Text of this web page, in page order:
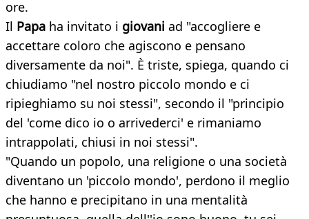
ore.
Il Papa ha invitato i giovani ad "accogliere e
accettare coloro che agiscono e pensano
diversamente da noi". È triste, spiega, quando ci
chiudiamo "nel nostro piccolo mondo e ci
ripieghiamo su noi stessi", secondo il "principio
del 'come dico io o arrivederci' e rimaniamo
intrappolati, chiusi in noi stessi".
"Quando un popolo, una religione o una società
diventano un 'piccolo mondo', perdono il meglio
che hanno e precipitano in una mentalità